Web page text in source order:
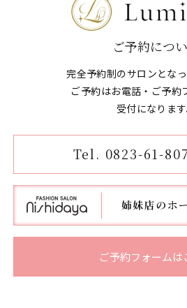
ご予約につ
完全予約制のサロンとなっ
ご予約はお電話・ご予約
受付になります
Tel. 0823-61-
ご予約フォームは